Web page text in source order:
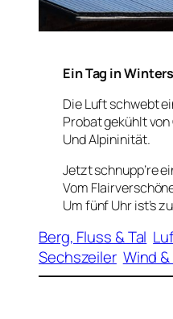
Ein Tag in
Die Luft schwebt
Probat gekühlt
Und Alpininität.
Jetzt schnupp’re
Vom
Um fünf Uhr ist’s
Berg, Fluss & Tal
Sechszeiler Wind